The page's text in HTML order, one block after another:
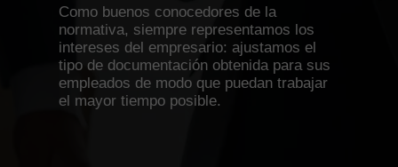
Como buenos conocedores de la
normativa, siempre representamos los
intereses del empresario: ajustamos el
tipo de documentación obtenida para sus
empleados de modo que puedan trabajar
el mayor tiempo posible.